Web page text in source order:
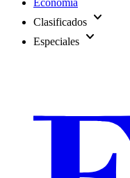
Economía
Clasificados expand_more
Especiales expand_more